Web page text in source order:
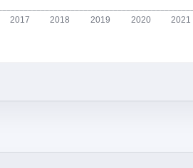
2017 2018 2019 2020 2021